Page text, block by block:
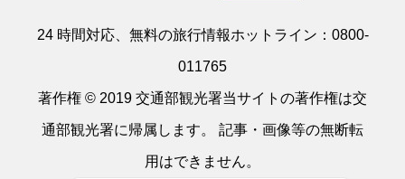
24 時間対応、無料の旅行情報ホットライン： 0800-
011765
著作権 © 2019 交通部観光署当サイトの著作権は交
通部観光署に帰属します。 記事・画像等の無断転
用はできません。